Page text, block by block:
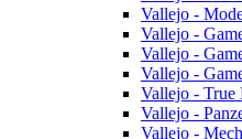
Vallejo -
Vallejo -
Vallejo -
Vallejo -
Vallejo - True
Vallejo -
Vallejo -